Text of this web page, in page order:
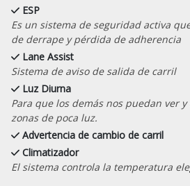
ESP
Es un sistema de seguridad activa
de derrape y pérdida de adherencia
Lane Assist
Sistema de aviso de salida de carril
Luz Diurna
Para que los demás nos puedan ver
zonas de poca luz.
Advertencia de cambio de carril
Climatizador
El sistema controla la temperatura